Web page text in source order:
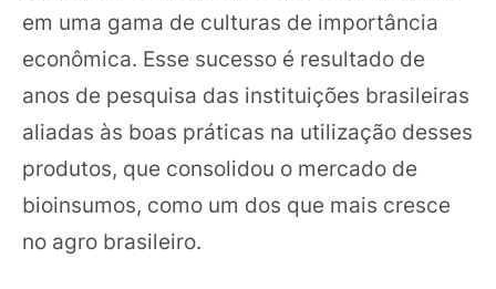
em uma gama de culturas de importância
econômica. Esse sucesso é resultado de
anos de pesquisa das instituições brasileiras
aliadas às boas práticas na utilização desses
produtos, que consolidou o mercado de
bioinsumos, como um dos que mais cresce
no agro brasileiro.